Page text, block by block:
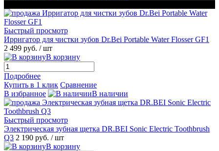
Быстрый просмотр
Ирригатор для чистки зубов Dr.Bei Portable Water Flosser GF1
2 499 руб. / шт
В корзину
Подробнее
Купить в 1 клик Сравнение
В избранное
В наличии
Быстрый просмотр
Электрическая зубная щетка DR.BEI Sonic Electric Toothbrush
Q3 2 190 руб. / шт
В корзину